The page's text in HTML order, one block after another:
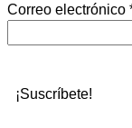
Correo electrónico